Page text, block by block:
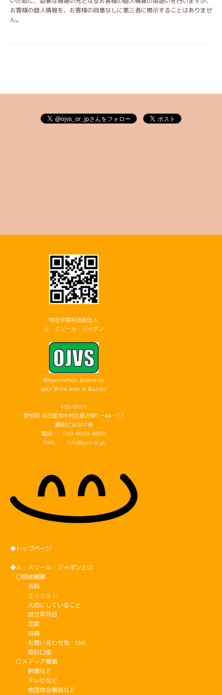
お客様の個人情報を、お客様の同意なしに第三者に開示することはありませ
ん。
特定非営利活動法人
ル・スリール・ジャポン
OrganisationJaponaise
pourVivre avec le Sourire
450-0001
愛知県 名古屋市中村区那古野1－44－17
嶋田ビル302号
電話： 050-6893-4899
MAIL： info@ojvs.or.jp
◆トップページ
◆ル・スリール・ジャポンとは
〇団体概要
名称
ミッション
大切にしていること
設立年月日
定款
役員
お問い合わせ先・SNS
取引口座
〇メディア掲載
新聞など
テレビなど
他団体会報誌など